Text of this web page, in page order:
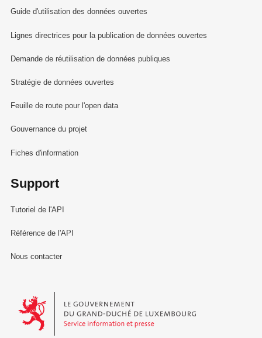
Guide d'utilisation des données ouvertes
Lignes directrices pour la publication de données ouvertes
Demande de réutilisation de données publiques
Stratégie de données ouvertes
Feuille de route pour l'open data
Gouvernance du projet
Fiches d'information
Support
Tutoriel de l'API
Référence de l'API
Nous contacter
Le Gouvernement du Grand-Duché de Luxembourg - Service